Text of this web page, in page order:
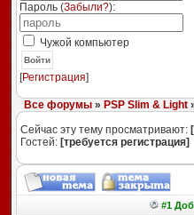
Пароль (Забыли?):
Чужой компьютер
Войти
[Регистрация]
Все форумы» PSP Slim & Light
Сейчас эту тему просматривают:
Гостей: [требуется регистрация]
#1